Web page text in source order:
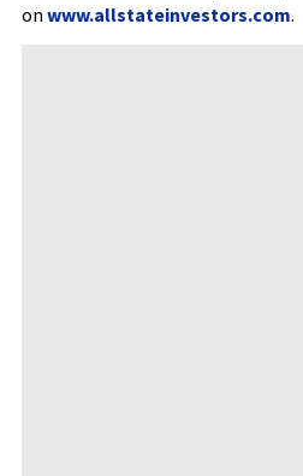
on www.allstateinvestors.com.